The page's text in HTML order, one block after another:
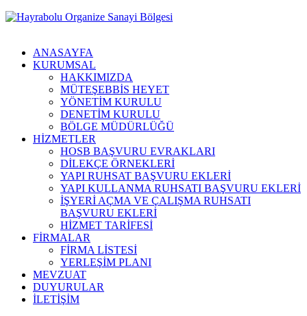
ANASAYFA
KURUMSAL
HAKKIMIZDA
MÜTEŞEBBİS HEYET
YÖNETİM KURULU
DENETİM KURULU
BÖLGE MÜDÜRLÜĞÜ
HİZMETLER
HOSB BAŞVURU EVRAKLARI
DİLEKÇE ÖRNEKLERİ
YAPI RUHSAT BAŞVURU EKLERİ
YAPI KULLANMA RUHSATI BAŞVURU EKLERİ
İŞYERİ AÇMA VE ÇALIŞMA RUHSATI
BAŞVURU EKLERİ
HİZMET TARİFESİ
FİRMALAR
FİRMA LİSTESİ
YERLEŞİM PLANI
MEVZUAT
DUYURULAR
İLETİŞİM